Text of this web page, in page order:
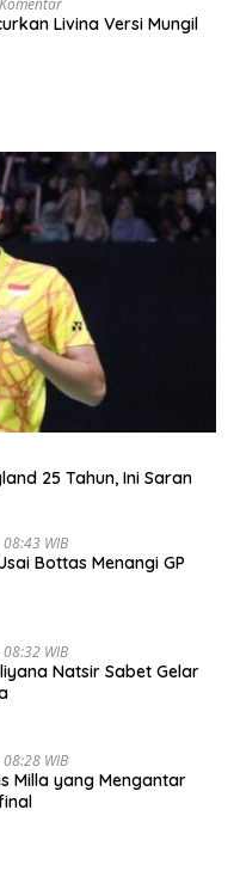
Livina Versi Mungil
25 Tahun, Ini Saran
WIB
Bottas Menangi GP
WIB
Natsir Sabet Gelar
WIB
Milla yang Mengantar